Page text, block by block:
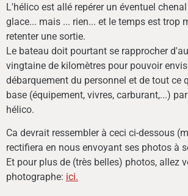
L'hélico est allé repérer un éventuel
glace... mais ... rien... et le temps est trop
retenter une sortie.
Le bateau doit pourtant se rapprocher
vingtaine de kilomètres pour pouvoir
débarquement du personnel et de tout ce
base (équipement, vivres, carburant,...)
hélico.
Ca devrait ressembler à ceci ci-dessous
rectifiera en nous envoyant ses photos à
Et pour plus de (très belles) photos, allez
photographe: ici.